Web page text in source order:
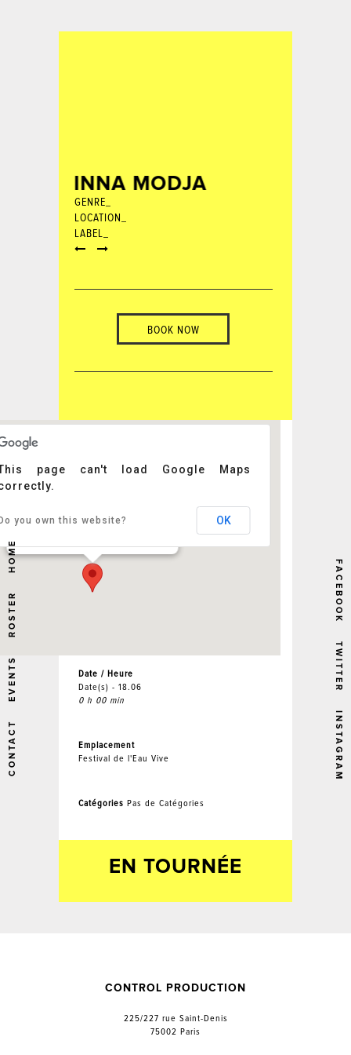
CONTACT
EVENTS
ROSTER
HOME
FACEBOOK
TWITTER
INSTAGRAM
INNA MODJA
GENRE_
LOCATION_
LABEL_
BOOK NOW
Festival de l'Eau Vive
r - Pau
page can't load Google Maps
you own this website? OK
Date / Heure
Date(s) - 18.06
0 h 00 min
Emplacement
Festival de l'Eau Vive
Catégories Pas de Catégories
EN TOURNÉE
CONTROL PRODUCTION
225/227 rue Saint-Denis
75002 Paris